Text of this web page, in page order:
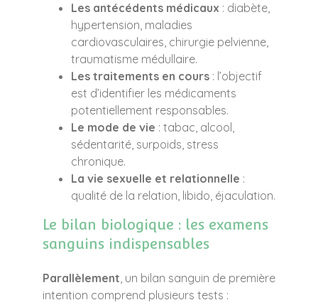
Les antécédents médicaux : diabète,
hypertension, maladies
cardiovasculaires, chirurgie pelvienne,
traumatisme médullaire.
Les traitements en cours : l’objectif
est d’identifier les médicaments
potentiellement responsables.
Le mode de vie : tabac, alcool,
sédentarité, surpoids, stress
chronique.
La vie sexuelle et relationnelle :
qualité de la relation, libido, éjaculation.
Le bilan biologique : les examens
sanguins indispensables
Parallèlement, un bilan sanguin de première
intention comprend plusieurs tests :